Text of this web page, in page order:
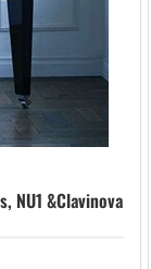
NU1 &Clavinova